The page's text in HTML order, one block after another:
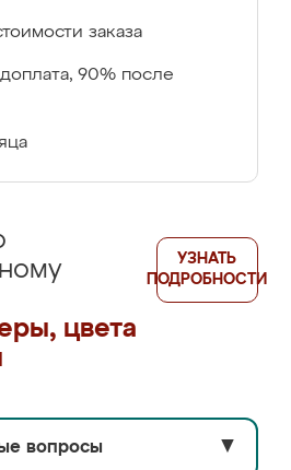
заказа
90% после
цвета
УЗНАТЬ
ПОДРОБНОСТИ
вопросы ▼